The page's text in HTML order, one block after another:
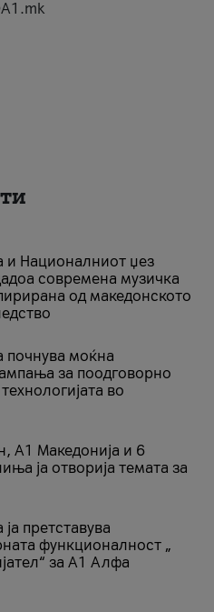
и Националниот џез
современа музичка
од македонското
почнува моќна
за поодговорно
во
A1 Македонија и 6
ја отворија темата за
претставува
функционалност „
за А1 Алфа